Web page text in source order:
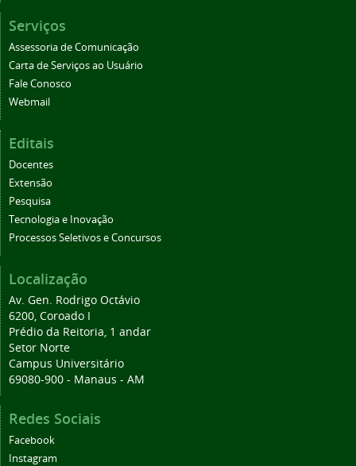
Serviços
Assessoria de Comunicação
Carta de Serviços ao Usuário
Fale Conosco
Webmail
Editais
Docentes
Extensão
Pesquisa
Tecnologia e Inovação
Processos Seletivos e Concursos
Localização
Av. Gen. Rodrigo Octávio
6200, Coroado I
Prédio da Reitoria, 1 andar
Setor Norte
Campus Universitário
69080-900 - Manaus - AM
Redes Sociais
Facebook
Instagram